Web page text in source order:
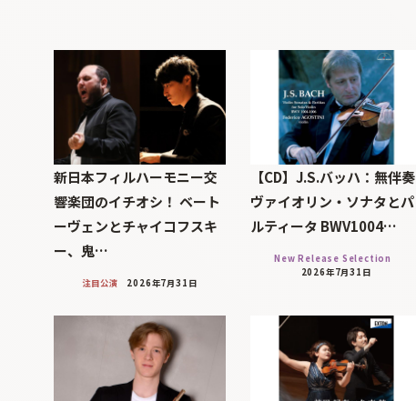
新日本フィルハーモニー交
響楽団のイチオシ！ ベート
ーヴェンとチャイコフスキ
ー、鬼…
注目公演 2026年7月31日
【CD】J.S.バッハ：無伴奏
ヴァイオリン・ソナタとパ
ルティータ BWV1004…
New Release Selection
2026年7月31日